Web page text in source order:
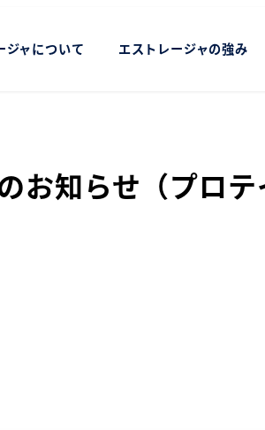
ジャについて エストレージャの強み
お知らせ（プロ